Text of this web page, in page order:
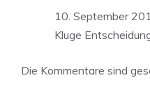
10. September
Kluge
Die Kommentare sind